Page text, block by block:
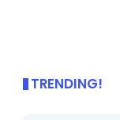
TRENDING!